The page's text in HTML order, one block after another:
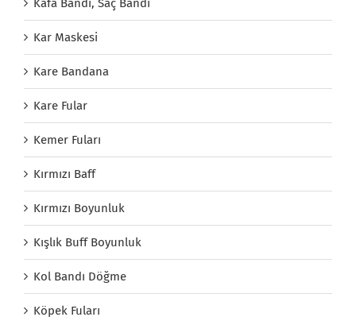
Kafa Bandı, Saç Bandı
Kar Maskesi
Kare Bandana
Kare Fular
Kemer Fuları
Kırmızı Baff
Kırmızı Boyunluk
Kışlık Buff Boyunluk
Kol Bandı Döğme
Köpek Fuları